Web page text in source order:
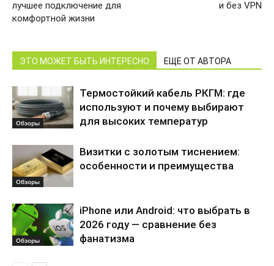
лучшее подключение для
комфортной жизни
и без VPN
ЭТО МОЖЕТ БЫТЬ ИНТЕРЕСНО ЕЩЕ ОТ АВТОРА
Обзоры
Термостойкий кабель РКГМ: где
используют и почему выбирают
для высоких температур
Обзоры
Визитки с золотым тиснением:
особенности и преимущества
Обзоры
iPhone или Android: что выбрать в
2026 году — сравнение без
фанатизма